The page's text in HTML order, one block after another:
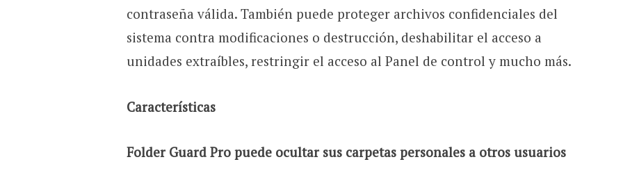
contraseña válida. También puede proteger archivos confidenciales del
sistema contra modificaciones o destrucción, deshabilitar el acceso a
unidades extraíbles, restringir el acceso al Panel de control y mucho más.
Características
Folder Guard Pro puede ocultar sus carpetas personales a otros usuarios